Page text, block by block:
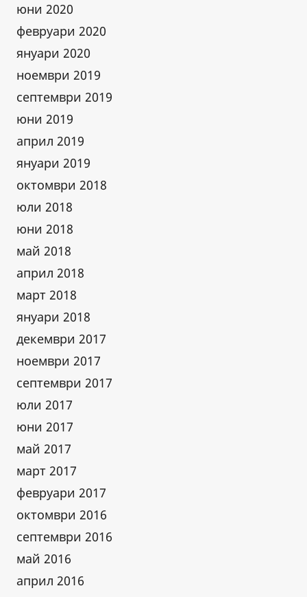
юни 2020
февруари 2020
януари 2020
ноември 2019
септември 2019
юни 2019
април 2019
януари 2019
октомври 2018
юли 2018
юни 2018
май 2018
април 2018
март 2018
януари 2018
декември 2017
ноември 2017
септември 2017
юли 2017
юни 2017
май 2017
март 2017
февруари 2017
октомври 2016
септември 2016
май 2016
април 2016